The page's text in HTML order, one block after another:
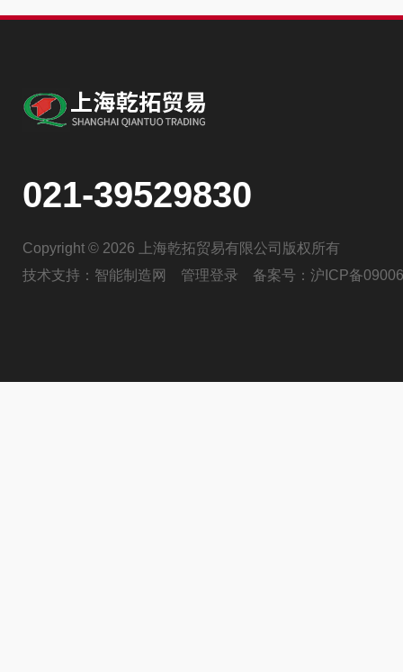
021-39529830
Copyright © 2026 上海乾拓贸易有限公司版权所有
技术支持： 智能制造网 管理登录 备案号： 沪ICP备